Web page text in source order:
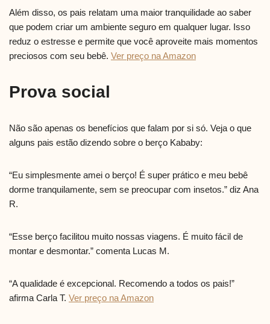
Além disso, os pais relatam uma maior tranquilidade ao saber
que podem criar um ambiente seguro em qualquer lugar. Isso
reduz o estresse e permite que você aproveite mais momentos
preciosos com seu bebê. Ver preço na Amazon
Prova social
Não são apenas os benefícios que falam por si só. Veja o que
alguns pais estão dizendo sobre o berço Kababy:
“Eu simplesmente amei o berço! É super prático e meu bebê
dorme tranquilamente, sem se preocupar com insetos.” diz Ana
R.
“Esse berço facilitou muito nossas viagens. É muito fácil de
montar e desmontar.” comenta Lucas M.
“A qualidade é excepcional. Recomendo a todos os pais!”
afirma Carla T. Ver preço na Amazon